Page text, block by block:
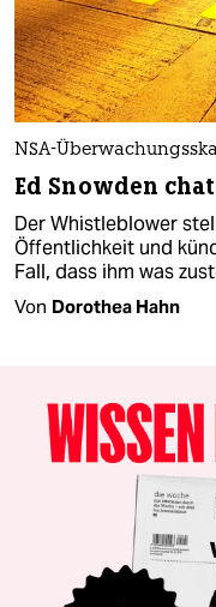
NSA-
Ed Snowden
Der Whistleblower
Öffentlichkeit und
Fall, dass ihm was
Von Dorothea Hahn